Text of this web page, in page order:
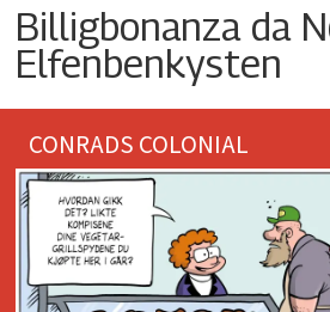
Billigbonanza da
Elfenbenkysten
CONRADS COLONIAL